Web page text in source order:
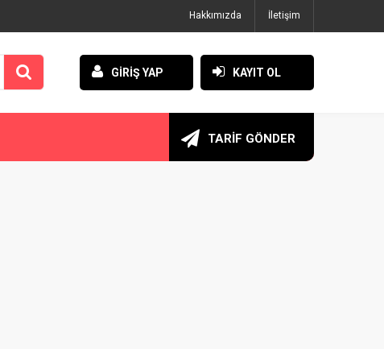
Hakkımızda İletişim
GİRİŞ YAP KAYIT OL
TARİF GÖNDER